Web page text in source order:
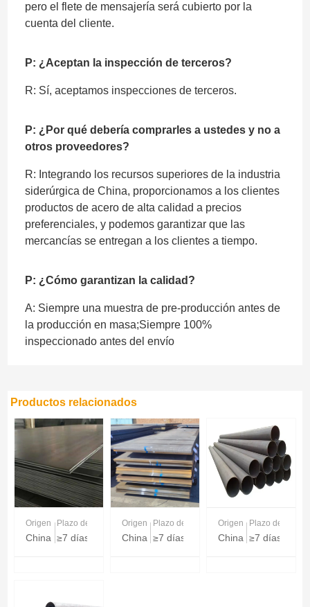
pero el flete de mensajería será cubierto por la
cuenta del cliente.
P: ¿Aceptan la inspección de terceros?
R: Sí, aceptamos inspecciones de terceros.
P: ¿Por qué debería comprarles a ustedes y no a
otros proveedores?
R: Integrando los recursos superiores de la industria
siderúrgica de China, proporcionamos a los clientes
productos de acero de alta calidad a precios
preferenciales, y podemos garantizar que las
mercancías se entregan a los clientes a tiempo.
P: ¿Cómo garantizan la calidad?
A: Siempre una muestra de pre-producción antes de
la producción en masa;Siempre 100%
inspeccionado antes del envío
Productos relacionados
Origen
China
Plazo de entrega
≥7 días
Origen
China
Plazo de entrega
≥7 días
Origen
China
Plazo de
≥7 días